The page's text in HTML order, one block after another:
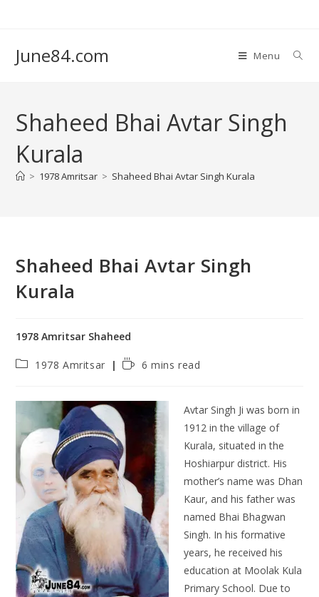
June84.com Menu
Shaheed Bhai Avtar Singh
Kurala
> 1978 Amritsar > Shaheed Bhai Avtar Singh Kurala
Shaheed Bhai Avtar Singh
Kurala
1978 Amritsar Shaheed
1978 Amritsar 6 mins read
Avtar Singh Ji was born in
1912 in the village of
Kurala, situated in the
Hoshiarpur district. His
mother’s name was Dhan
Kaur, and his father was
named Bhai Bhagwan
Singh. In his formative
years, he received his
education at Moolak Kula
Primary School. Due to